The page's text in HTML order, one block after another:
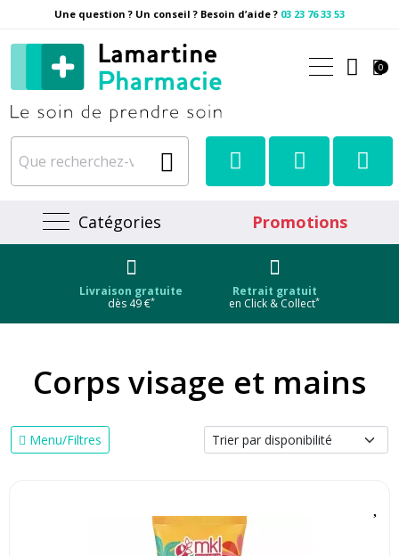
Une question ? Un conseil ? Besoin d’aide ? 03 23 76 33 53
Pharmacie Lamartine
0
Catégories Promotions
Livraison gratuite
dès 49 €*
Retrait gratuit
en Click & Collect*
Corps visage et mains
Menu/Filtres